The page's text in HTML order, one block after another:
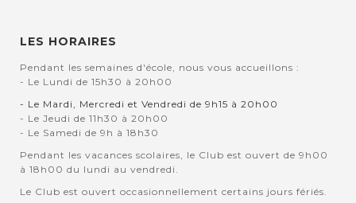
LES HORAIRES
Pendant les semaines d'école, nous vous accueillons :
- Le Lundi de 15h30 à 20h00
- Le Mardi, Mercredi et Vendredi de 9h15 à 20h00
- Le Jeudi de 11h30 à 20h00
- Le Samedi de 9h à 18h30
Pendant les vacances scolaires, le Club est ouvert de 9h00
à 18h00 du lundi au vendredi.
Le Club est ouvert occasionnellement certains jours fériés.